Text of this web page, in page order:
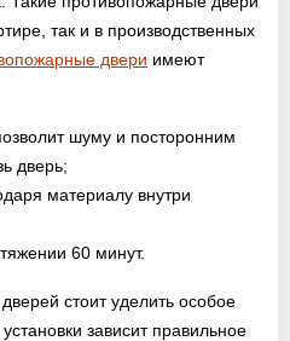
без выходных!
так и в производственных
двери имеют
шуму и посторонним
дверь;
материалу внутри
60 минут.
стоит уделить особое
зависит правильное